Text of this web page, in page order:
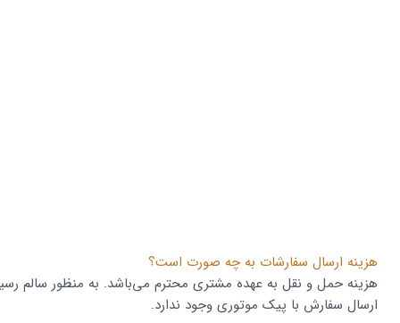
هزینه ارسال سفارشات به چه صورت است؟
هزینه حمل و نقل به عهده مشتری محترم می‌باشد. به منظور سالم
ارسال سفارش با پیک موتوری وجود ندارد.